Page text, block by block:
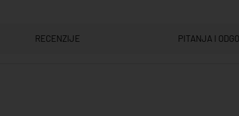
RECENZIJE PITANJA I